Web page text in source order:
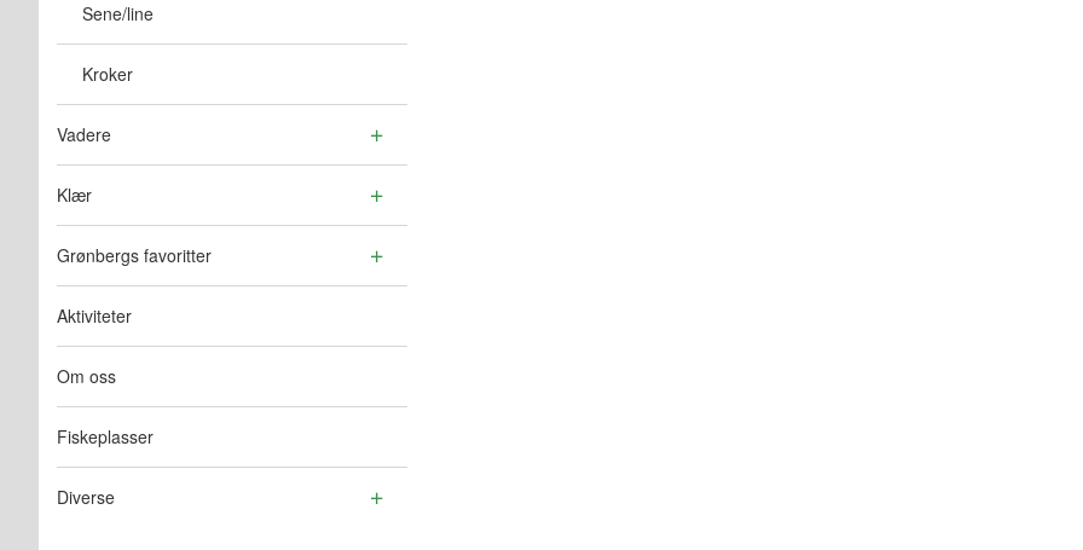
Sene/line
Kroker
Vadere
Klær
Grønbergs favoritter
Aktiviteter
Om oss
Fiskeplasser
Diverse